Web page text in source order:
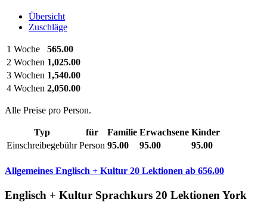
Übersicht
Zuschläge
1 Woche
565.00
2 Wochen 1,025.00
3 Wochen 1,540.00
4 Wochen 2,050.00
Alle Preise pro Person.
Typ für Familie Erwachsene Kinder
Einschreibegebühr Person 95.00 95.00 95.00
Allgemeines Englisch + Kultur 20 Lektionen ab 656.00
Englisch + Kultur Sprachkurs 20 Lektionen York